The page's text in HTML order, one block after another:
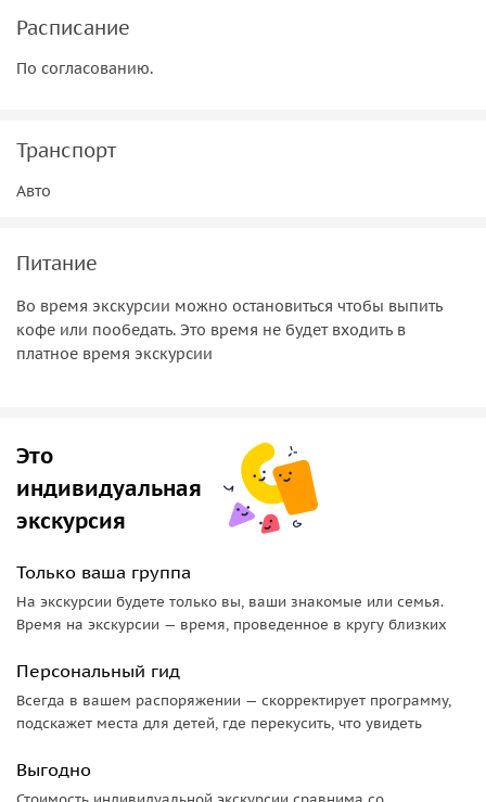
Расписание
По согласованию.
Транспорт
Авто
Питание
Во время экскурсии можно остановиться чтобы выпить
кофе или пообедать. Это время не будет входить в
платное время экскурсии
Это
индивидуальная
экскурсия
Только ваша группа
На экскурсии будете только вы, ваши знакомые или семья.
Время на экскурсии — время, проведенное в кругу близких
Персональный гид
Всегда в вашем распоряжении — скорректирует программу,
подскажет места для детей, где перекусить, что увидеть
Выгодно